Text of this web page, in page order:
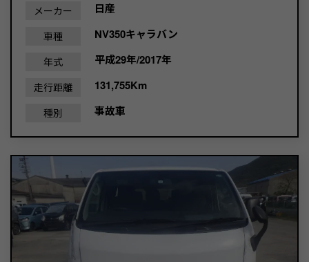
メーカー 日産
車種 NV350キャラバン
年式 平成29年/2017年
走行距離 131,755Km
種別 事故車